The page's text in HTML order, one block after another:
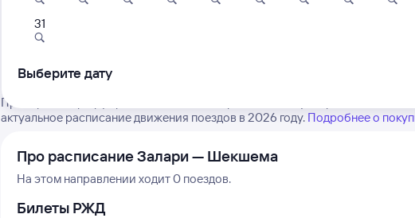
Нет рейсов по этому
Проверьте маршрут рейсов РЖД из Залари в Шекшему. Обратите
актуальное расписание движения поездов в 2026 году. Подробнее о
Про расписание Залари — Шекшема
На этом направлении ходит 0 поездов.
Билеты РЖД
31
Выберите дату